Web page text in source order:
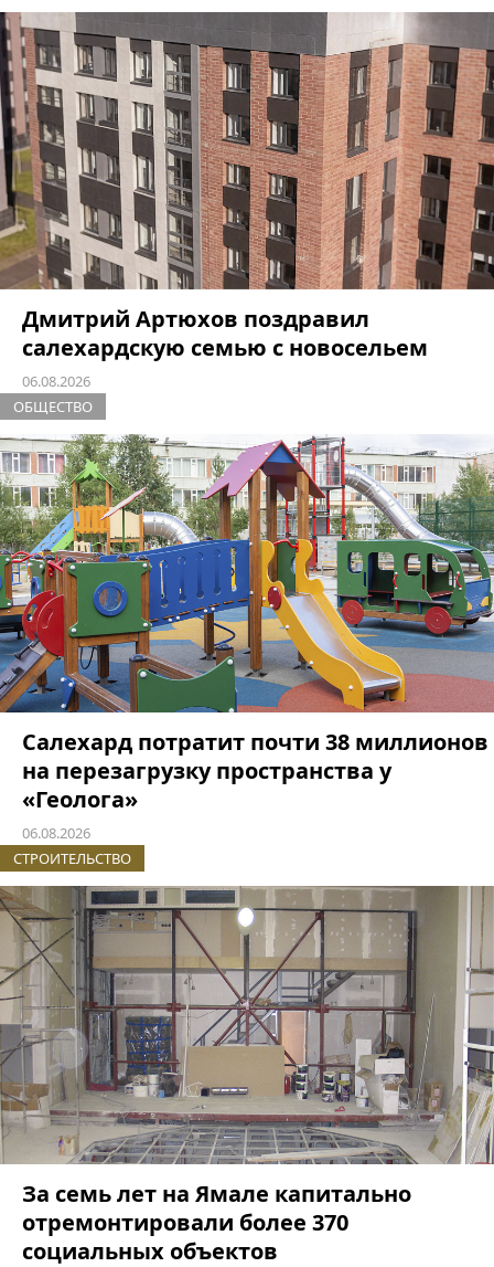
Дмитрий Артюхов поздравил
салехардскую семью с новосельем
06.08.2026
ОБЩЕСТВО
Салехард потратит почти 38 миллионов
на перезагрузку пространства у
«Геолога»
06.08.2026
СТРОИТЕЛЬСТВО
За семь лет на Ямале капитально
отремонтировали более 370
социальных объектов